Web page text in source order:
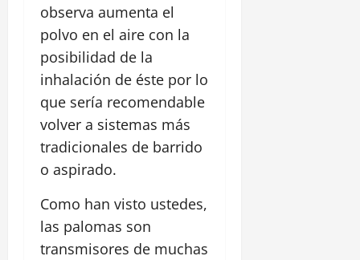
observa aumenta el
polvo en el aire con la
posibilidad de la
inhalación de éste por lo
que sería recomendable
volver a sistemas más
tradicionales de barrido
o aspirado.
Como han visto ustedes,
las palomas son
transmisores de muchas